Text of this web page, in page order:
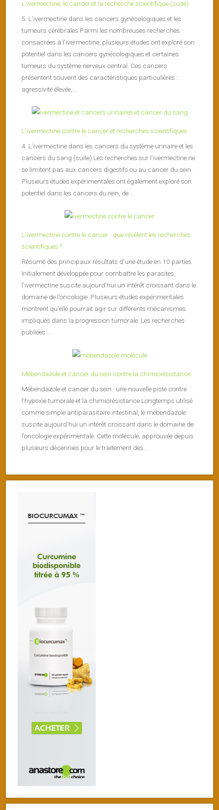
L’ivermectine, le cancer et la recherche scientifique (suite)
5. L’ivermectine dans les cancers gynécologiques et les
tumeurs cérébrales Parmi les nombreuses recherches
consacrées à l’ivermectine, plusieurs études ont exploré son
potentiel dans les cancers gynécologiques et certaines
tumeurs du système nerveux central. Ces cancers
présentent souvent des caractéristiques particulières :
agressivité élevée,...
L’ivermectine contre le cancer et recherches scientifiques
4. L’ivermectine dans les cancers du système urinaire et les
cancers du sang (suite) Les recherches sur l’ivermectine ne
se limitent pas aux cancers digestifs ou au cancer du sein.
Plusieurs études expérimentales ont également exploré son
potentiel dans les cancers du rein, de...
L’ivermectine contre le cancer : que révèlent les recherches
scientifiques ?
Résumé des principaux résultats d’une étude en 10 parties
Initialement développée pour combattre les parasites,
l’ivermectine suscite aujourd’hui un intérêt croissant dans le
domaine de l’oncologie. Plusieurs études expérimentales
montrent qu’elle pourrait agir sur différents mécanismes
impliqués dans la progression tumorale. Les recherches
publiées...
Mébendazole et cancer du sein contre la chimiorésistance
Mébendazole et cancer du sein : une nouvelle piste contre
l’hypoxie tumorale et la chimiorésistance Longtemps utilisé
comme simple antiparasitaire intestinal, le mébendazole
suscite aujourd’hui un intérêt croissant dans le domaine de
l’oncologie expérimentale. Cette molécule, approuvée depuis
plusieurs décennies pour le traitement des...